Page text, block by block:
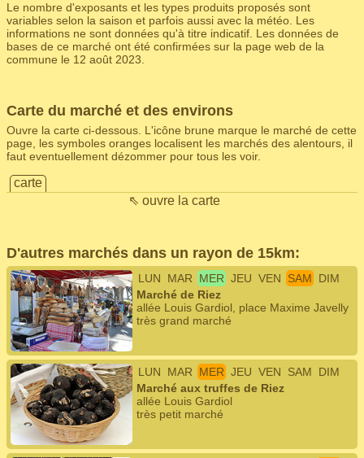
Le nombre d'exposants et les types produits proposés sont
variables selon la saison et parfois aussi avec la météo. Les
informations ne sont données qu'à titre indicatif. Les données de
bases de ce marché ont été confirmées sur la page web de la
commune le 12 août 2023.
Carte du marché et des environs
Ouvre la carte ci-dessous. L'icône brune marque le marché de cette
page, les symboles oranges localisent les marchés des alentours, il
faut eventuellement dézommer pour tous les voir.
carte
⇖ ouvre la carte
D'autres marchés dans un rayon de 15km:
LUN MAR MER JEU VEN SAM
DIM
Marché de Riez
allée Louis Gardiol, place Maxime Javelly
très grand marché
LUN MAR MER JEU VEN SAM
DIM
Marché aux truffes de Riez
allée Louis Gardiol
très petit marché